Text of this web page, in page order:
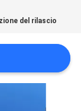
del rilascio